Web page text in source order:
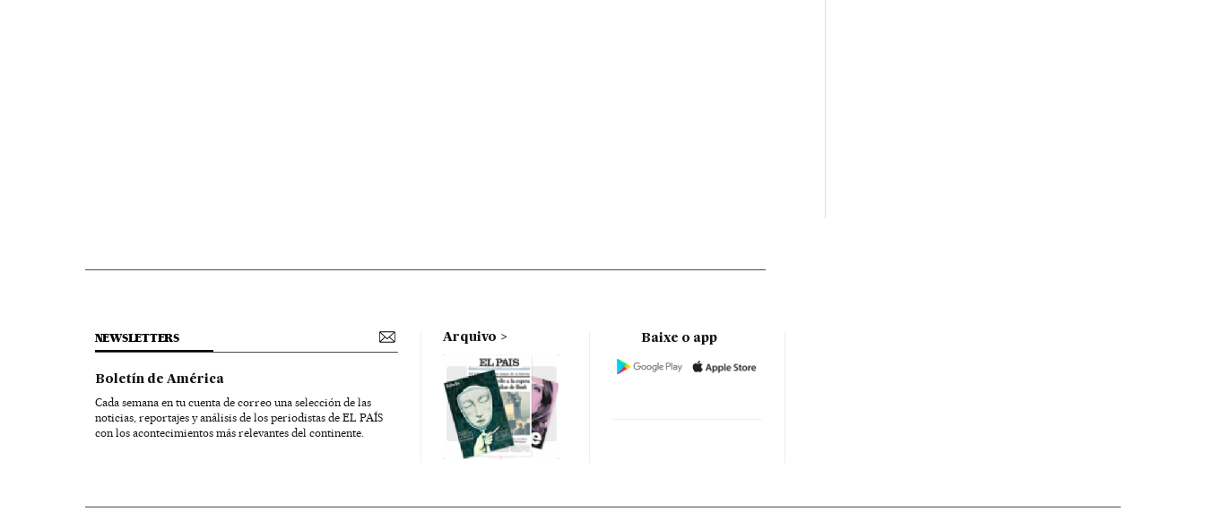
NEWSLETTERS
Boletín de América
Cada semana en tu cuenta de correo una selección de las
noticias, reportajes y análisis de los periodistas de EL PAÍS
con los acontecimientos más relevantes del continente.
Arquivo Baixe o app